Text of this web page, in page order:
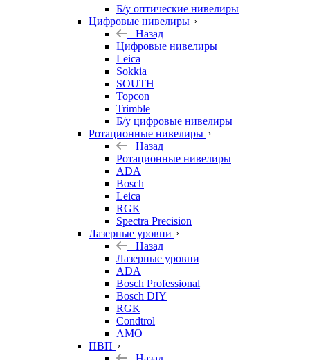
Б/у оптические нивелиры
Цифровые нивелиры
Назад
Цифровые нивелиры
Leica
Sokkia
SOUTH
Topcon
Trimble
Б/у цифровые нивелиры
Ротационные нивелиры
Назад
Ротационные нивелиры
ADA
Bosch
Leica
RGK
Spectra Precision
Лазерные уровни
Назад
Лазерные уровни
ADA
Bosch Professional
Bosch DIY
RGK
Condtrol
AMO
ПВП